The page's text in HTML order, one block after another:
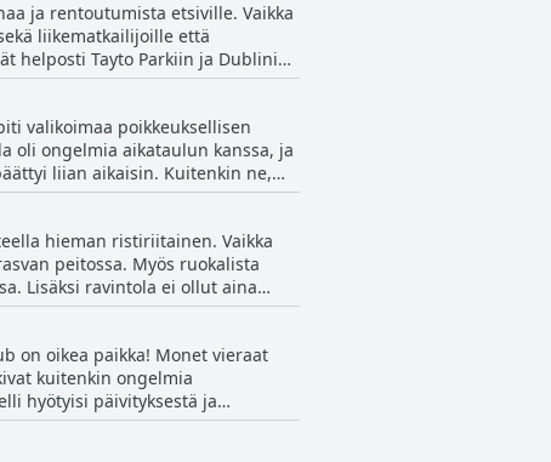
ja rentoutumista etsiville. Vaikka
liikematkailijoille että
helposti Tayto Parkiin ja Dublinin
on vain 10 minuutin
ja että jotkut GPS-
on erinomainen valinta niille,
valikoimaa poikkeuksellisen
oli ongelmia aikataulun kanssa, ja
liian aikaisin. Kuitenkin ne,
sai vaihtelevia
että he olivat
Country Clubin aamiaisessa on
hieman ristiriitainen. Vaikka
peitossa. Myös ruokalista
Lisäksi ravintola ei ollut aina
illalliskokemus, ylistivät
olla kallis, upea ruoka ja ihana
mutta ei erinomaisen
on oikea paikka! Monet vieraat
kuitenkin ongelmia
hyötyisi päivityksestä ja
Vaikka joistakin huoneista on
on meluisa putkisto ja ohuet